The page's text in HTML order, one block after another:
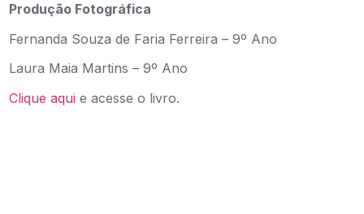
Produção Fotográfica
Fernanda Souza de Faria Ferreira – 9º Ano
Laura Maia Martins – 9º Ano
Clique aqui e acesse o livro.